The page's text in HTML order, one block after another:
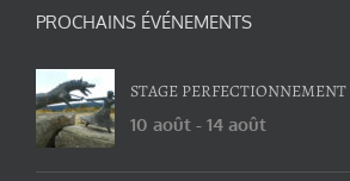
PROCHAINS ÉVÉNEMENTS
STAGE PERFECTIONNEMENT
10 août - 14 août